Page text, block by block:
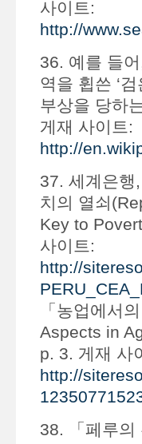
사이트:
http://
36. 예를 들
역을 휩쓴 ‘
부상을 당하
게재 사이트:
http://
37. 세계은행
치의 열쇠
Key to
사이트:
http://
「농업에서
Aspects in
p. 3. 게재 사
http://
38. 「페루의